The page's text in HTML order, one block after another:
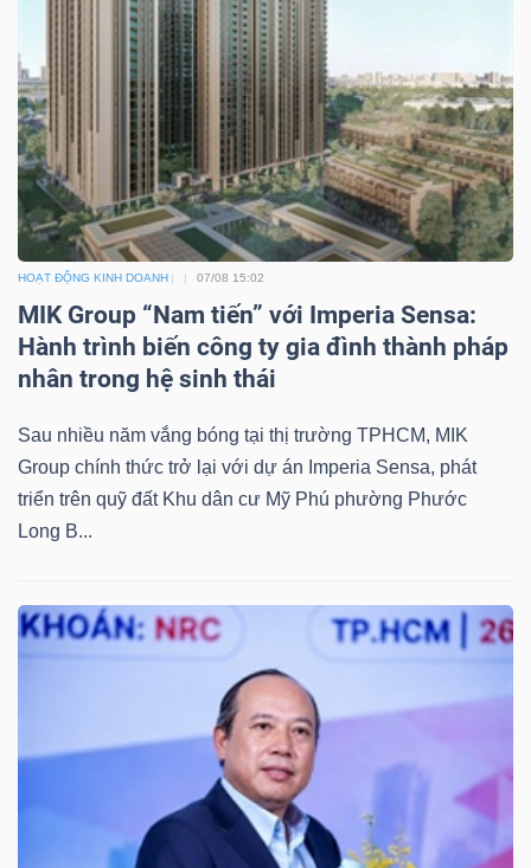
HOẠT ĐỘNG KINH DOANH 07/08 15:02
MIK Group “Nam tiến” với Imperia Sensa:
Hành trình biến công ty gia đình thành pháp
nhân trong hệ sinh thái
Sau nhiều năm vắng bóng tại thị trường TPHCM, MIK
Group chính thức trở lại với dự án Imperia Sensa, phát
triển trên quỹ đất Khu dân cư Mỹ Phú phường Phước
Long B...